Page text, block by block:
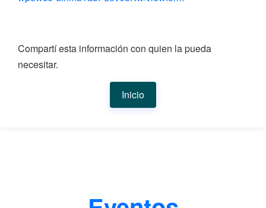
Compartí esta información con quien la pueda
necesitar.
Inicio